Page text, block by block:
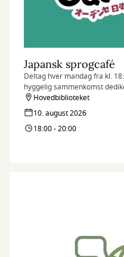
Japansk sprogcafé
Deltag hver mandag fra kl.
hyggelig sammenkomst
Uanset om du er
på sproget, er alle velkomne.
Hovedbiblioteket
10. august 2026
18:00 - 20:00